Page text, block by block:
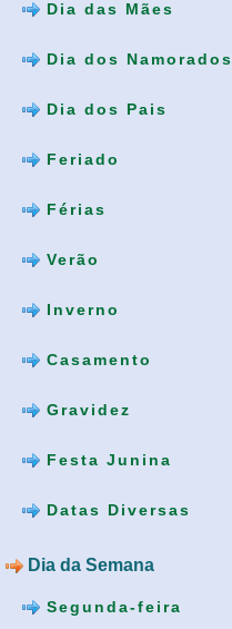
Dia das Mães
Dia dos Namorados
Dia dos Pais
Feriado
Férias
Verão
Inverno
Casamento
Gravidez
Festa Junina
Datas Diversas
Dia da Semana
Segunda-feira